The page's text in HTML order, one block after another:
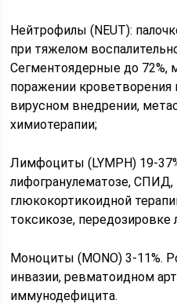
Нейтрофилы (NEUT):
при тяжелом
Сегментоядерные до 72%,
поражении кроветворения
вирусном внедрении,
химиотерапии;
Лимфоциты (LYMPH) 19-
лифогранулематозе, СПИД,
глюкокортикоидной
токсикозе, передозировке
Моноциты (MONO) 3-11%.
инвазии, ревматоидном
иммунодефицита.